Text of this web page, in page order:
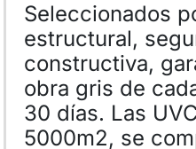
Seleccionados
estructural,
constructiva,
obra gris de
30 días. Las
5000m2, se